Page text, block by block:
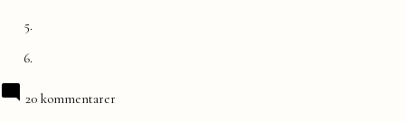
20 kommentarer